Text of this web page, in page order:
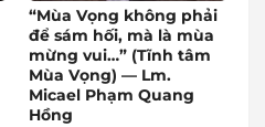
“Mùa Vọng không phải
để sám hối, mà là mùa
mừng vui…” (Tĩnh tâm
Mùa Vọng) — Lm.
Micael Phạm Quang
Hồng